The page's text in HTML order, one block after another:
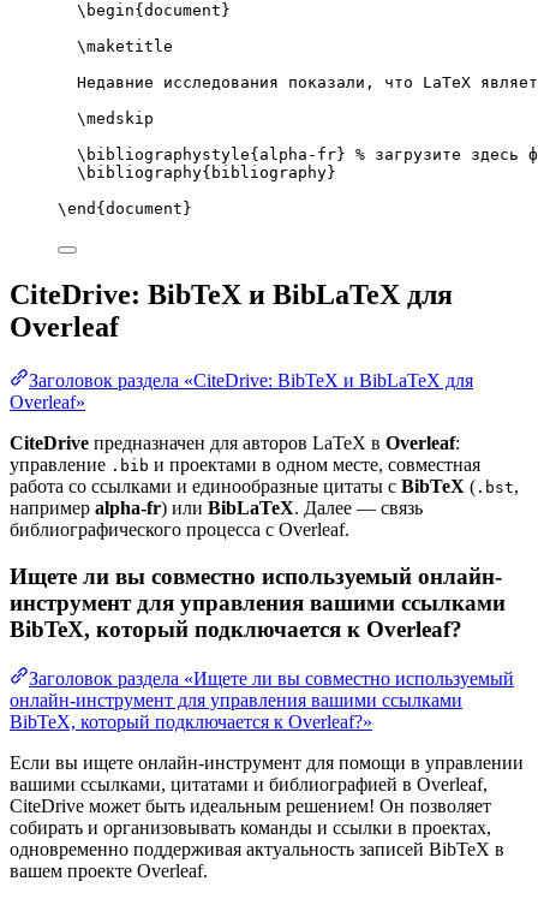
\begin{ document }
\maketitle
Недавние исследования показали, что LaTeX
\medskip
\bibliographystyle{alpha-fr} % загрузите
\bibliography{bibliography}
\end { document }
CiteDrive: BibTeX и BibLaTeX для
Overleaf
Заголовок раздела «CiteDrive: BibTeX и BibLaTeX для
Overleaf»
CiteDrive предназначен для авторов LaTeX в Overleaf:
управление .bib и проектами в одном месте, совместная
работа со ссылками и единообразные цитаты с BibTeX ( .bst,
например alpha-fr) или BibLaTeX. Далее — связь
библиографического процесса с Overleaf.
Ищете ли вы совместно используемый онлайн-
инструмент для управления вашими ссылками
BibTeX, который подключается к Overleaf?
Заголовок раздела «Ищете ли вы совместно используемый
онлайн-инструмент для управления вашими ссылками
BibTeX, который подключается к Overleaf?»
Если вы ищете онлайн-инструмент для помощи в управлении
вашими ссылками, цитатами и библиографией в Overleaf,
CiteDrive может быть идеальным решением! Он позволяет
собирать и организовывать команды и ссылки в проектах,
одновременно поддерживая актуальность записей BibTeX в
вашем проекте Overleaf.